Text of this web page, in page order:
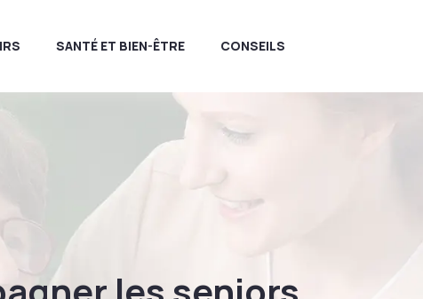
SANTÉ ET BIEN-ÊTRE CONSEILS